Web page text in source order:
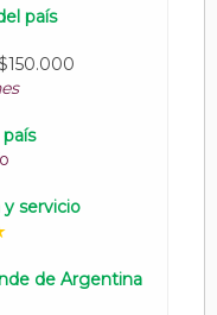
país
servicio
de Argentina